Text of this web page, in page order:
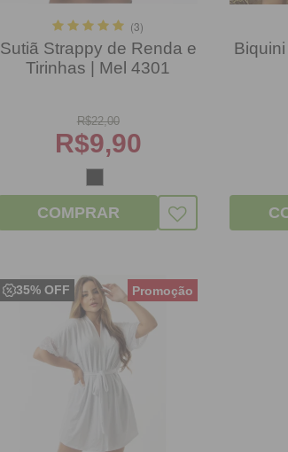
(3)
Sutiã Strappy de Renda e
Tirinhas | Mel 4301
R$22,00
R$9,90
COMPRAR
35% OFF